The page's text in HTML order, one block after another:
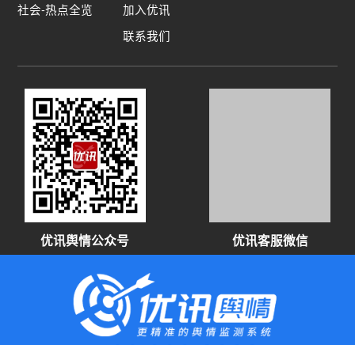
社会-热点全览
加入优讯
联系我们
优讯舆情公众号 优讯客服微信